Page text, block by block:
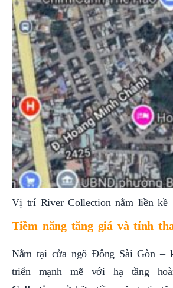
Vị trí River Collection nằm liền kề
Tiềm năng tăng giá và tính
Nằm tại cửa ngõ Đông Sài Gòn –
triển mạnh mẽ với hạ tầng